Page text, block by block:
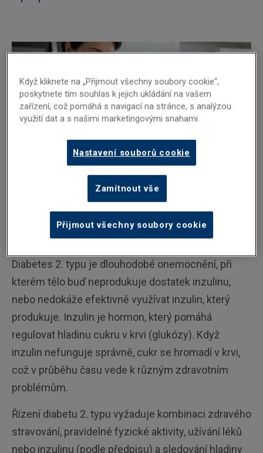
Co je diabetes 2. typu a proč je
důležitý
Diabetes 2. typu je dlouhodobé onemocnění, při
kterém tělo buď neprodukuje dostatek inzulinu,
nebo nedokáže efektivně využívat inzulin, který
produkuje. Inzulin je hormon, který pomáhá
regulovat hladinu cukru v krvi (glukózy). Když
inzulin nefunguje správně, cukr se hromadí v krvi,
což v průběhu času vede k různým zdravotním
problémům.
Řízení diabetu 2. typu vyžaduje kombinaci zdravého
stravování, pravidelné fyzické aktivity, užívání léků
nebo inzulinu (podle předpisu) a sledování hladiny
Když kliknete na „Přijmout všechny soubory cookie“,
poskytnete tím souhlas k jejich ukládání na vašem
zařízení, což pomáhá s navigací na stránce, s analýzou
využití dat a s našimi marketingovými snahami.
Nastavení souborů cookie
Zamítnout vše
Přijmout všechny soubory cookie